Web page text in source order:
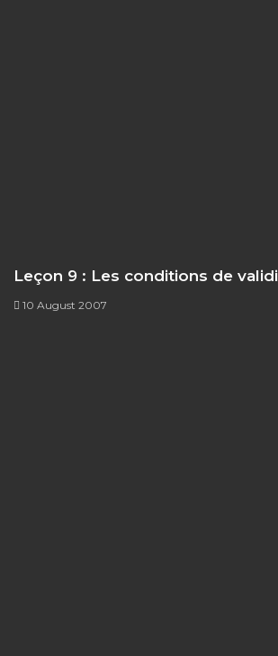
Leçon 9 : Les conditions de
10 August 2007